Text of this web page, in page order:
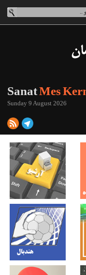
SanatMes
Sunday 9 August 2026